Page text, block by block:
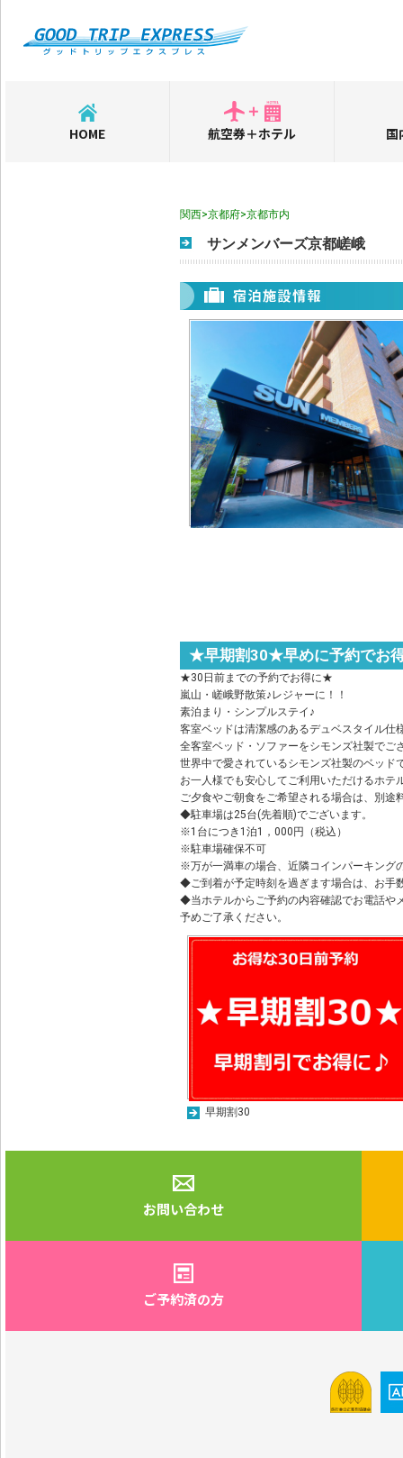
HOME 航空券＋ホテル 国
関西>京都府>京都市内
サンメンバーズ京都嵯峨
★早期割30★早めに予約でお
★30日前までの予約でお得に★
嵐山・嵯峨野散策♪レジャーに！！
素泊まり・シンプルステイ♪
客室ベッドは清潔感のあるデュベスタイル仕
全客室ベッド・ソファーをシモンズ社製でご
世界中で愛されているシモンズ社製のベッド
お一人様でも安心してご利用いただけるホテ
ご夕食やご朝食をご希望される場合は、別途
◆駐車場は25台(先着順)でございます。
※1台につき1泊1，000円（税込）
※駐車場確保不可
※万が一満車の場合、近隣コインパーキング
◆ご到着が予定時刻を過ぎます場合は、お手
◆当ホテルからご予約の内容確認でお電話や
予めご了承ください。
早期割30
お問い合わせ
ご予約済の方